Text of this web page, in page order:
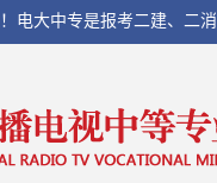
电大中专是报考二建、二